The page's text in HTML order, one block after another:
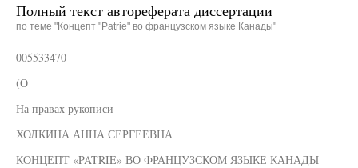
Полный текст автореферата диссертации
по теме "Концепт "Patrie" во французском языке Канады"
005533470
(О
На правах рукописи
ХОЛКИНА АННА СЕРГЕЕВНА
КОНЦЕПТ «PATRIE» ВО ФРАНЦУЗСКОМ ЯЗЫКЕ КАНАДЫ